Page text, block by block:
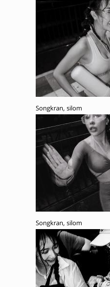
Songkran, silom
Songkran, silom